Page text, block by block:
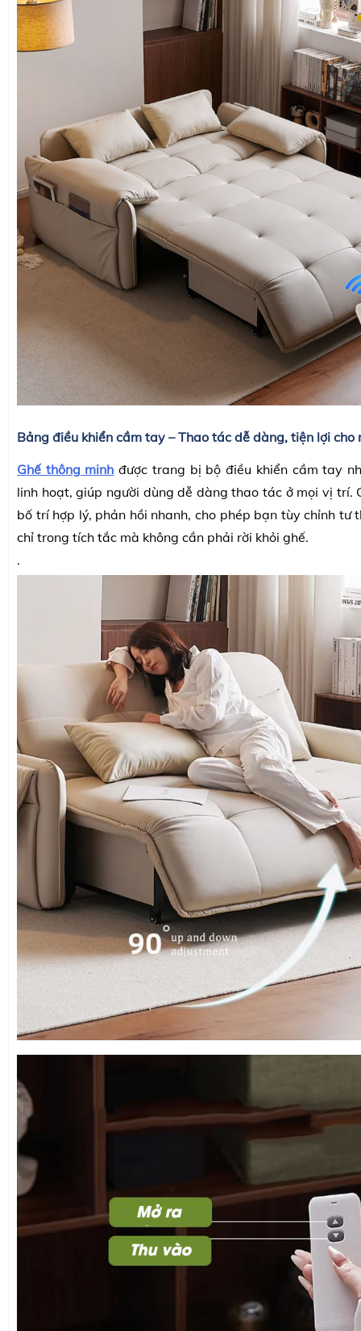
Bảng điều khiển cầm tay – Thao tác dễ dàng, tiện lợi cho
Ghế thông minh được trang bị bộ điều khiển cầm tay
linh hoạt, giúp người dùng dễ dàng thao tác ở mọi vị trí.
bố trí hợp lý, phản hồi nhanh, cho phép bạn tùy chỉnh tư
chỉ trong tích tắc mà không cần phải rời khỏi ghế.
.